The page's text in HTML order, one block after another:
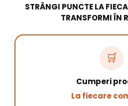
STRÂNGI PUNCTE LA
TRANSFORMI ÎN
🛒
Cumperi
La fiecare